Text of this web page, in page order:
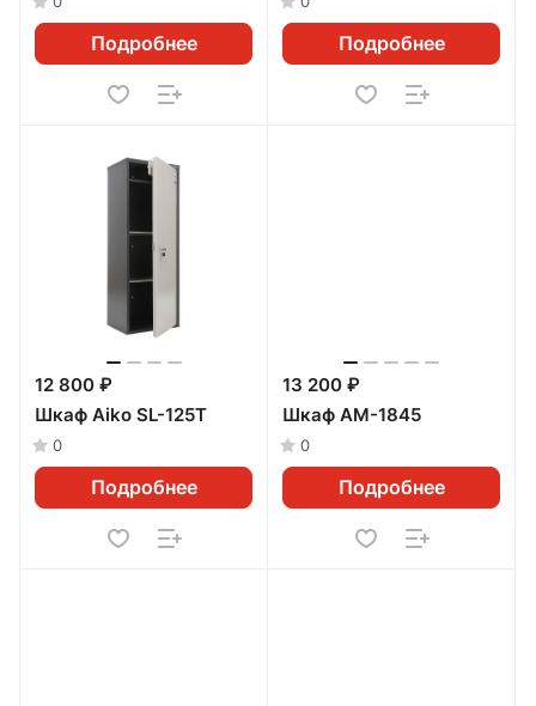
Подробнее Подробнее
12 800 ₽
Шкаф Aiko SL-125Т
0
Подробнее
13 200 ₽
Шкаф AM-1845
0
Подробнее